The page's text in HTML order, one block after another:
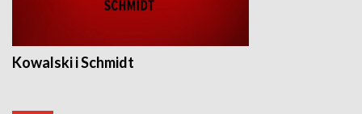
Kowalski i Schmidt